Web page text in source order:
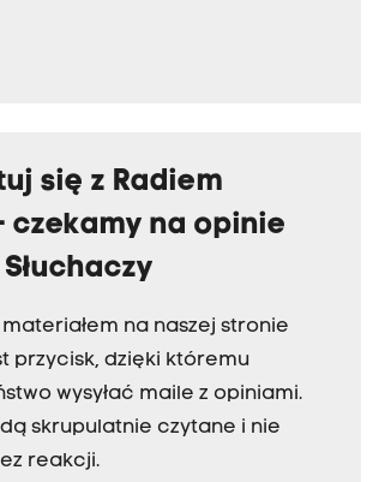
się z Radiem
czekamy na opinie
na naszej stronie
przycisk, dzięki któremu
wysyłać maile z opiniami.
skrupulatnie czytane i nie
reakcji.